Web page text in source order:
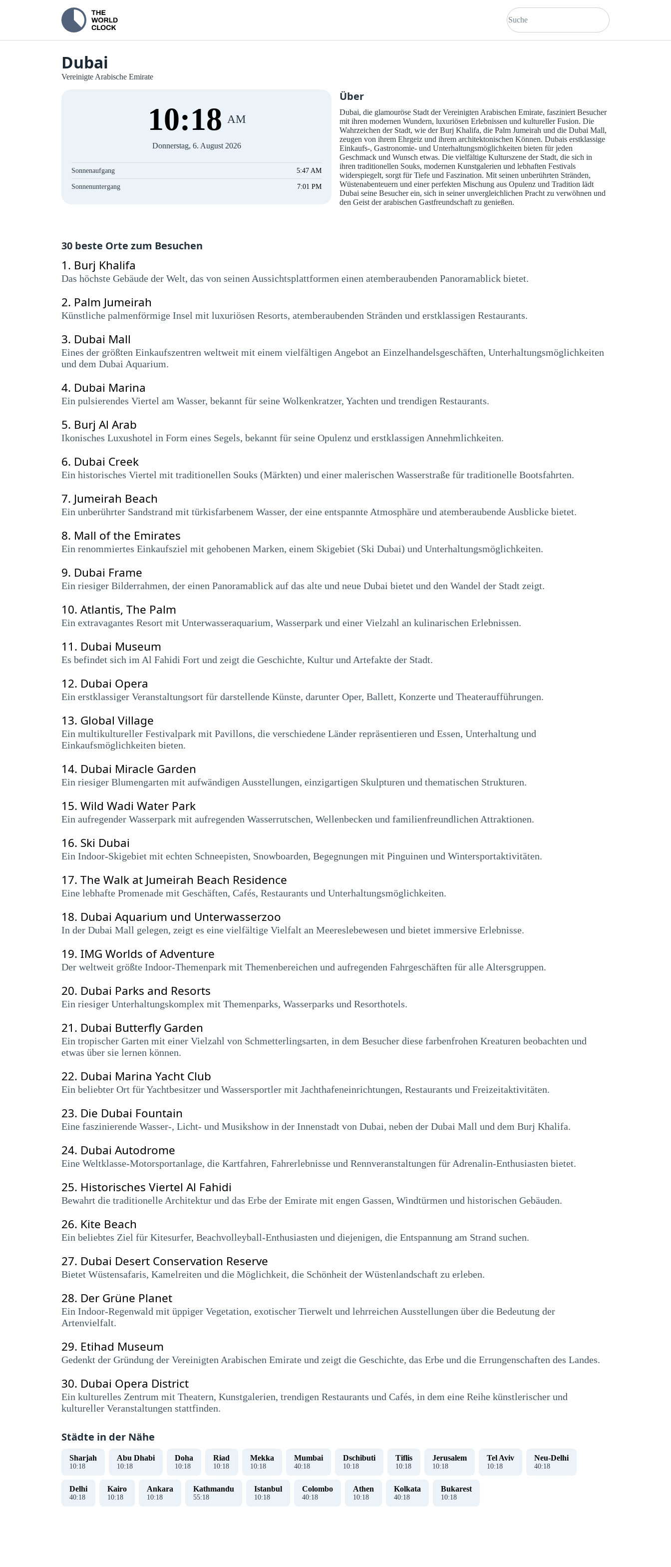
Dubai
Vereinigte Arabische Emirate
10:19 AM
Donnerstag, 6. August 2026
Sonnenaufgang 5:47 AM
Sonnenuntergang 7:01 PM
Über
Dubai, die glamouröse Stadt der Vereinigten Arabischen Emirate, fasziniert Besucher
mit ihren modernen Wundern, luxuriösen Erlebnissen und kultureller Fusion. Die
Wahrzeichen der Stadt, wie der Burj Khalifa, die Palm Jumeirah und die Dubai Mall,
zeugen von ihrem Ehrgeiz und ihrem architektonischen Können. Dubais erstklassige
Einkaufs-, Gastronomie- und Unterhaltungsmöglichkeiten bieten für jeden
Geschmack und Wunsch etwas. Die vielfältige Kulturszene der Stadt, die sich in
ihren traditionellen Souks, modernen Kunstgalerien und lebhaften Festivals
widerspiegelt, sorgt für Tiefe und Faszination. Mit seinen unberührten Stränden,
Wüstenabenteuern und einer perfekten Mischung aus Opulenz und Tradition lädt
Dubai seine Besucher ein, sich in seiner unvergleichlichen Pracht zu verwöhnen und
den Geist der arabischen Gastfreundschaft zu genießen.
30 beste Orte zum Besuchen
1. Burj Khalifa
Das höchste Gebäude der Welt, das von seinen Aussichtsplattformen einen atemberaubenden Panoramablick bietet.
2. Palm Jumeirah
Künstliche palmenförmige Insel mit luxuriösen Resorts, atemberaubenden Stränden und erstklassigen Restaurants.
3. Dubai Mall
Eines der größten Einkaufszentren weltweit mit einem vielfältigen Angebot an Einzelhandelsgeschäften, Unterhaltungsmöglichkeiten
und dem Dubai Aquarium.
4. Dubai Marina
Ein pulsierendes Viertel am Wasser, bekannt für seine Wolkenkratzer, Yachten und trendigen Restaurants.
5. Burj Al Arab
Ikonisches Luxushotel in Form eines Segels, bekannt für seine Opulenz und erstklassigen Annehmlichkeiten.
6. Dubai Creek
Ein historisches Viertel mit traditionellen Souks (Märkten) und einer malerischen Wasserstraße für traditionelle Bootsfahrten.
7. Jumeirah Beach
Ein unberührter Sandstrand mit türkisfarbenem Wasser, der eine entspannte Atmosphäre und atemberaubende Ausblicke bietet.
8. Mall of the Emirates
Ein renommiertes Einkaufsziel mit gehobenen Marken, einem Skigebiet (Ski Dubai) und Unterhaltungsmöglichkeiten.
9. Dubai Frame
Ein riesiger Bilderrahmen, der einen Panoramablick auf das alte und neue Dubai bietet und den Wandel der Stadt zeigt.
10. Atlantis, The Palm
Ein extravagantes Resort mit Unterwasseraquarium, Wasserpark und einer Vielzahl an kulinarischen Erlebnissen.
11. Dubai Museum
Es befindet sich im Al Fahidi Fort und zeigt die Geschichte, Kultur und Artefakte der Stadt.
12. Dubai Opera
Ein erstklassiger Veranstaltungsort für darstellende Künste, darunter Oper, Ballett, Konzerte und Theateraufführungen.
13. Global Village
Ein multikultureller Festivalpark mit Pavillons, die verschiedene Länder repräsentieren und Essen, Unterhaltung und
Einkaufsmöglichkeiten bieten.
14. Dubai Miracle Garden
Ein riesiger Blumengarten mit aufwändigen Ausstellungen, einzigartigen Skulpturen und thematischen Strukturen.
15. Wild Wadi Water Park
Ein aufregender Wasserpark mit aufregenden Wasserrutschen, Wellenbecken und familienfreundlichen Attraktionen.
16. Ski Dubai
Ein Indoor-Skigebiet mit echten Schneepisten, Snowboarden, Begegnungen mit Pinguinen und Wintersportaktivitäten.
17. The Walk at Jumeirah Beach Residence
Eine lebhafte Promenade mit Geschäften, Cafés, Restaurants und Unterhaltungsmöglichkeiten.
18. Dubai Aquarium und Unterwasserzoo
In der Dubai Mall gelegen, zeigt es eine vielfältige Vielfalt an Meereslebewesen und bietet immersive Erlebnisse.
19. IMG Worlds of Adventure
Der weltweit größte Indoor-Themenpark mit Themenbereichen und aufregenden Fahrgeschäften für alle Altersgruppen.
20. Dubai Parks and Resorts
Ein riesiger Unterhaltungskomplex mit Themenparks, Wasserparks und Resorthotels.
21. Dubai Butterfly Garden
Ein tropischer Garten mit einer Vielzahl von Schmetterlingsarten, in dem Besucher diese farbenfrohen Kreaturen beobachten und
etwas über sie lernen können.
22. Dubai Marina Yacht Club
Ein beliebter Ort für Yachtbesitzer und Wassersportler mit Jachthafeneinrichtungen, Restaurants und Freizeitaktivitäten.
23. Die Dubai Fountain
Eine faszinierende Wasser-, Licht- und Musikshow in der Innenstadt von Dubai, neben der Dubai Mall und dem Burj Khalifa.
24. Dubai Autodrome
Eine Weltklasse-Motorsportanlage, die Kartfahren, Fahrerlebnisse und Rennveranstaltungen für Adrenalin-Enthusiasten bietet.
25. Historisches Viertel Al Fahidi
Bewahrt die traditionelle Architektur und das Erbe der Emirate mit engen Gassen, Windtürmen und historischen Gebäuden.
26. Kite Beach
Ein beliebtes Ziel für Kitesurfer, Beachvolleyball-Enthusiasten und diejenigen, die Entspannung am Strand suchen.
27. Dubai Desert Conservation Reserve
Bietet Wüstensafaris, Kamelreiten und die Möglichkeit, die Schönheit der Wüstenlandschaft zu erleben.
28. Der Grüne Planet
Ein Indoor-Regenwald mit üppiger Vegetation, exotischer Tierwelt und lehrreichen Ausstellungen über die Bedeutung der
Artenvielfalt.
29. Etihad Museum
Gedenkt der Gründung der Vereinigten Arabischen Emirate und zeigt die Geschichte, das Erbe und die Errungenschaften des Landes.
30. Dubai Opera District
Ein kulturelles Zentrum mit Theatern, Kunstgalerien, trendigen Restaurants und Cafés, in dem eine Reihe künstlerischer und
kultureller Veranstaltungen stattfinden.
Städte in der Nähe
Sharjah
10:19
Abu Dhabi
10:19
Doha
10:19
Riad
10:19
Mekka
10:19
Mumbai
40:19
Dschibuti
10:19
Tiflis
10:19
Jerusalem
10:19
Tel Aviv
10:19
Neu-Delhi
40:19
Delhi
40:19
Kairo
10:19
Ankara
10:19
Kathmandu
55:19
Istanbul
10:19
Colombo
40:19
Athen
10:19
Kolkata
40:19
Bukarest
10:19